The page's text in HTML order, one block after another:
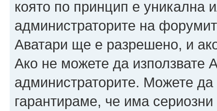
която по принцип е уникална
администраторите на
Аватари ще е разрешено, и
Ако не можете да използвате
администраторите. Можете да
гарантираме, че има сериозни